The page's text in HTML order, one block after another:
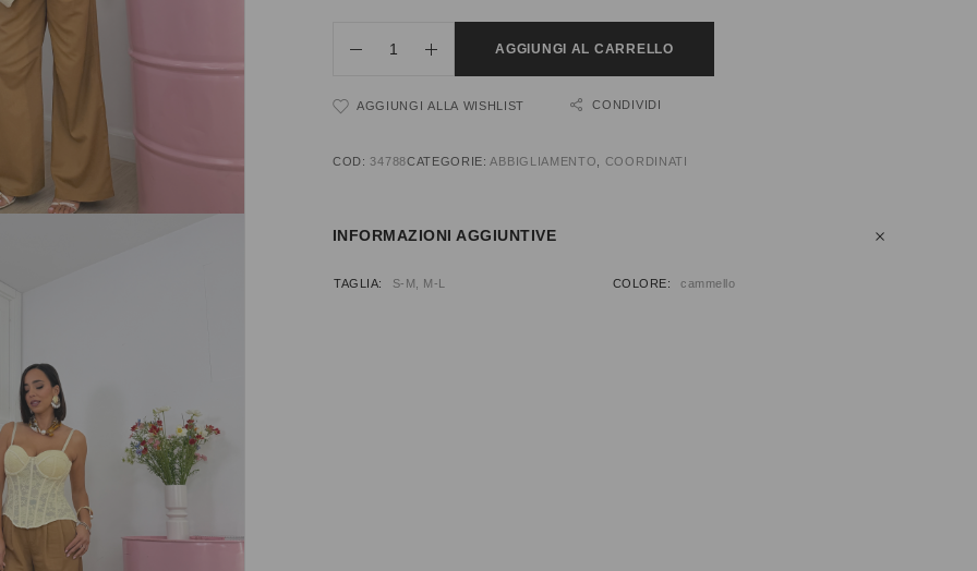
AGGIUNGI AL CARRELLO
AGGIUNGI ALLA WISHLIST CONDIVIDI
COD:34788CATEGORIE:ABBIGLIAMENTO COORDINATI
INFORMAZIONI AGGIUNTIVE
TAGLIA S-M, M-L COLORE cammello